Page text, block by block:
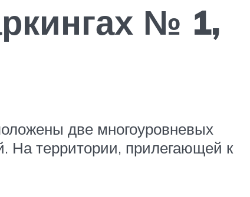
№ 1,
две многоуровневых
На территории, прилегающей к